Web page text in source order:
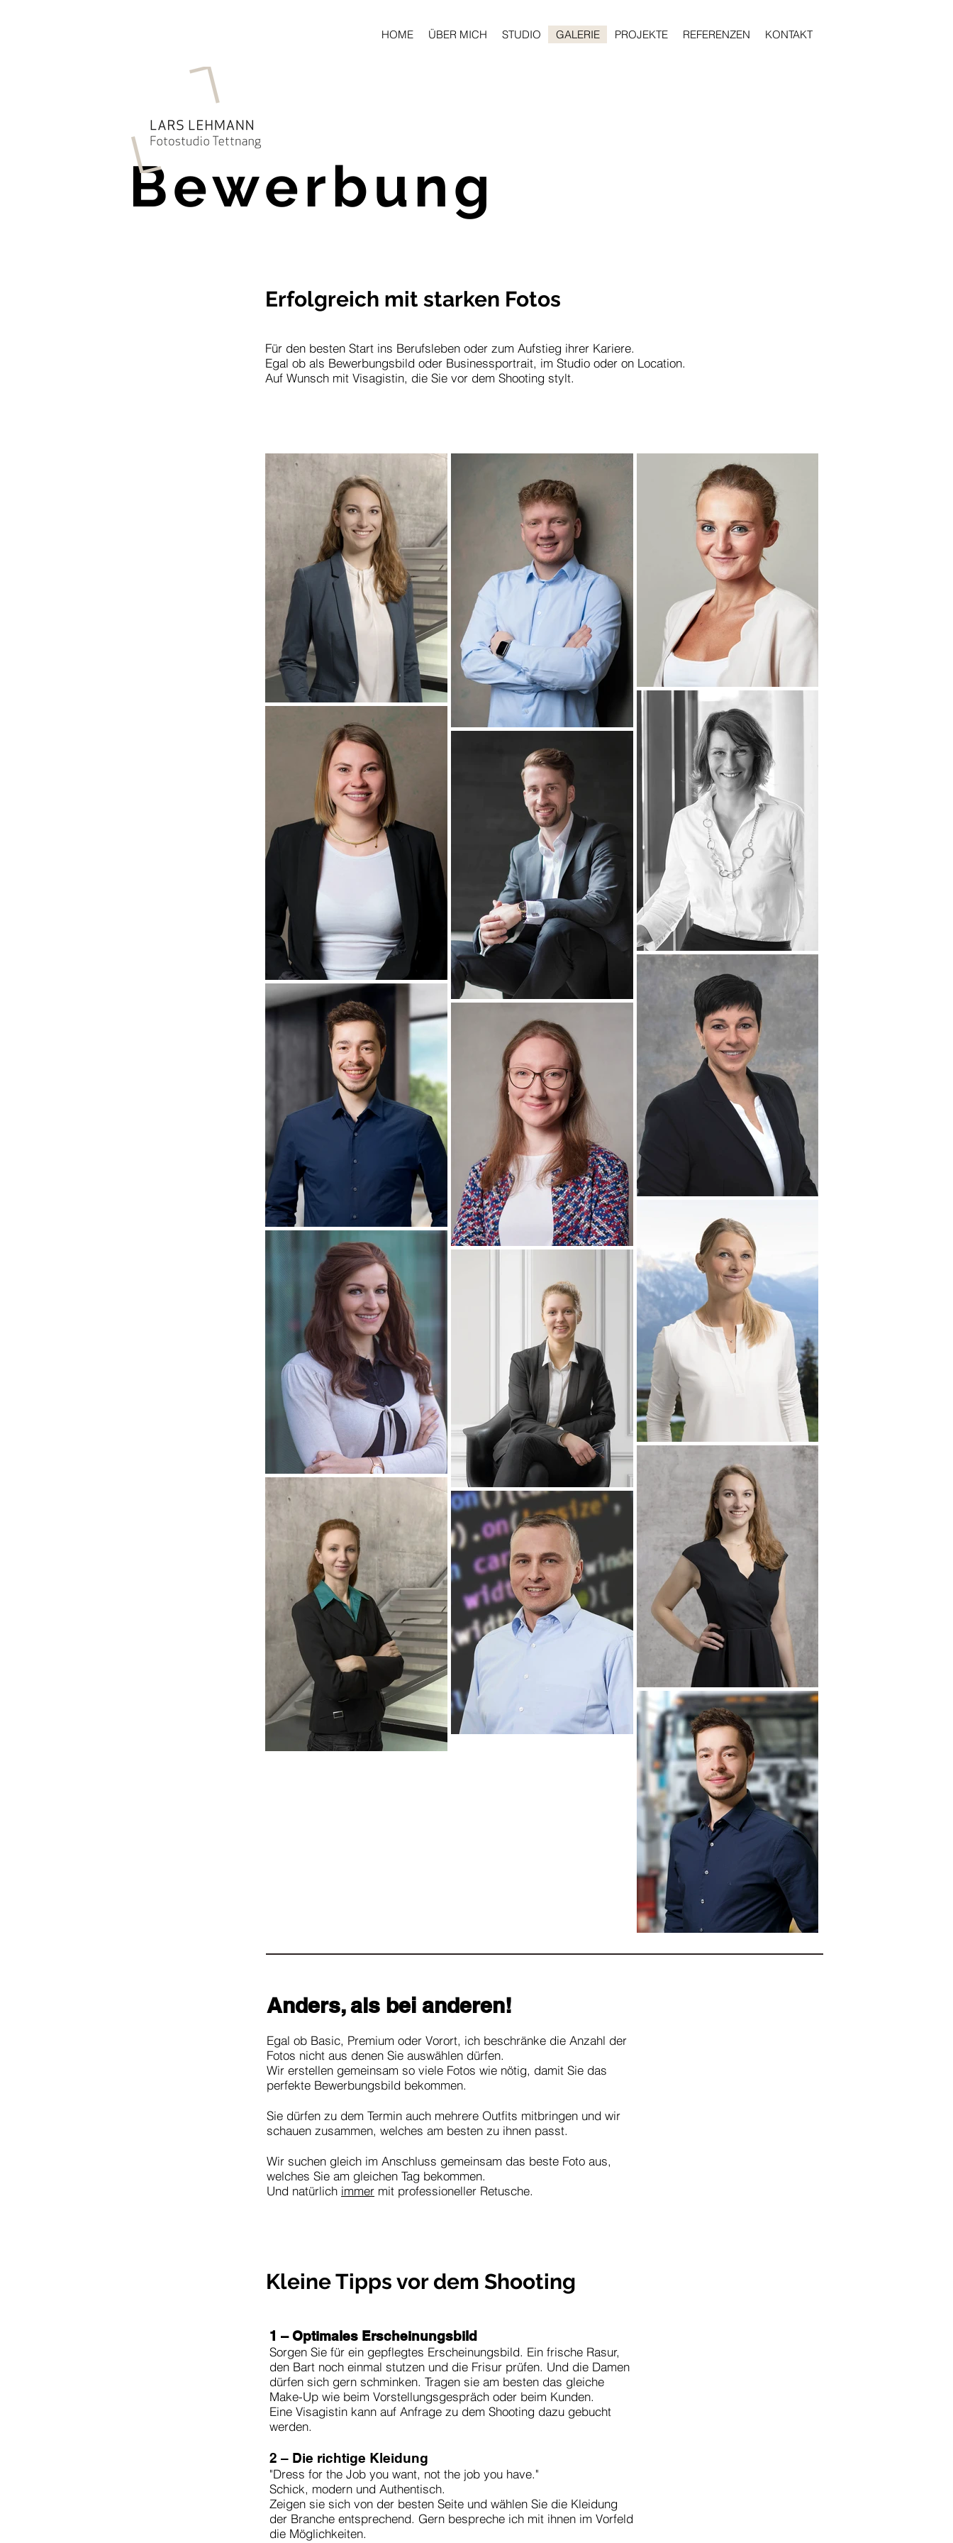
HOME ÜBER MICH STUDIO GALERIE PROJEKTE REFERENZEN KONTAKT
Bewerbung
Erfolgreich mit starken Fotos
Für den besten Start ins Berufsleben oder zum Aufstieg ihrer Kariere.
Egal ob als Bewerbungsbild oder Businessportrait, im Studio oder on Location.
Auf Wunsch mit Visagistin, die Sie vor dem Shooting stylt.
Anders, als bei anderen!
Egal ob Basic, Premium oder Vorort, ich beschränke die Anzahl der
Fotos nicht aus denen Sie auswählen dürfen.
Wir erstellen gemeinsam so viele Fotos wie nötig, damit Sie das
perfekte Bewerbungsbild bekommen.
Sie dürfen zu dem Termin auch mehrere Outfits mitbringen und wir
schauen zusammen, welches am besten zu ihnen passt.
Wir suchen gleich im Anschluss gemeinsam das beste Foto aus,
welches Sie am gleichen Tag bekommen.
Und natürlich immer mit professioneller Retusche.
Kleine Tipps vor dem Shooting
1 – Optimales Erscheinungsbild
Sorgen Sie für ein gepflegtes Erscheinungsbild. Ein frische Rasur,
den Bart noch einmal stutzen und die Frisur prüfen. Und die Damen
dürfen sich gern schminken. Tragen sie am besten das gleiche
Make-Up wie beim Vorstellungsgespräch oder beim Kunden.
Eine Visagistin kann auf Anfrage zu dem Shooting dazu gebucht
werden.
2 – Die richtige Kleidung
"Dress for the Job you want, not the job you have."
Schick, modern und Authentisch.
Zeigen sie sich von der besten Seite und wählen Sie die Kleidung
der Branche entsprechend. Gern bespreche ich mit ihnen im Vorfeld
die Möglichkeiten.